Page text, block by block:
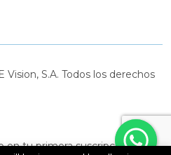
S.A. Todos los derechos
en tu primera suscripción